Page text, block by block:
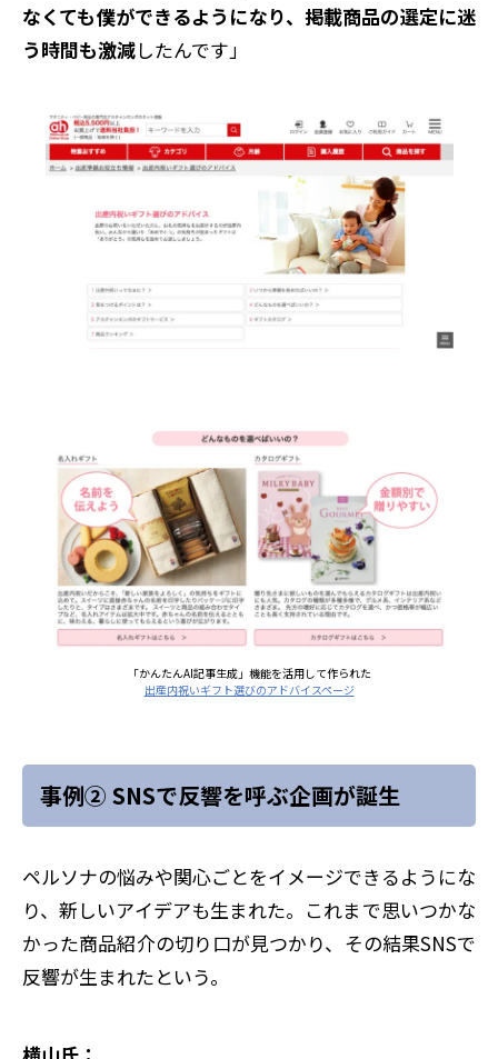
なくても僕ができるようになり、掲載商品の選定に迷
う時間も激減したんです」
「かんたんAI記事生成」機能を活用して作られた
出産内祝いギフト選びのアドバイスページ
事例② SNSで反響を呼ぶ企画が誕生
ペルソナの悩みや関心ごとをイメージできるようにな
り、新しいアイデアも生まれた。これまで思いつかな
かった商品紹介の切り口が見つかり、その結果SNSで
反響が生まれたという。
横山氏：